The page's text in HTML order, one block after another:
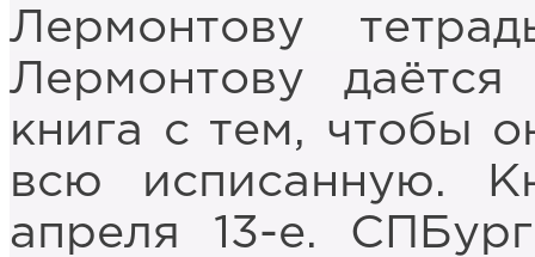
Лермонтову
Лермонтову
книга с тем, чтобы
всю исписанную.
апреля 13-е.